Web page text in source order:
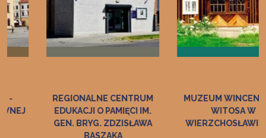
REGIONALNE CENTRUM
EDUKACJI O PAMIĘCI IM.
GEN. BRYG. ZDZISŁAWA
BASZAKA
MUZEUM WINCENTEGO
WITOSA W
WIERZCHOSŁAWICACH